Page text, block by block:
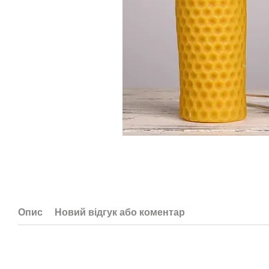
Опис Новий відгук або коментар